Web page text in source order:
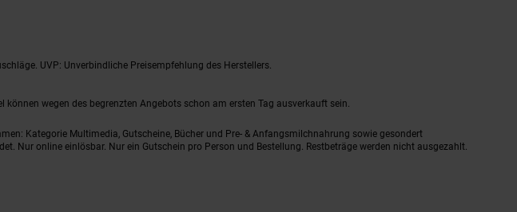
UVP: Unverbindliche Preisempfehlung des Herstellers.
wegen des begrenzten Angebots schon am ersten Tag ausverkauft sein.
Kategorie Multimedia, Gutscheine, Bücher und Pre- & Anfangsmilchnahrung sowie gesondert
Nur online einlösbar. Nur ein Gutschein pro Person und Bestellung. Restbeträge werden nicht ausgezahlt.